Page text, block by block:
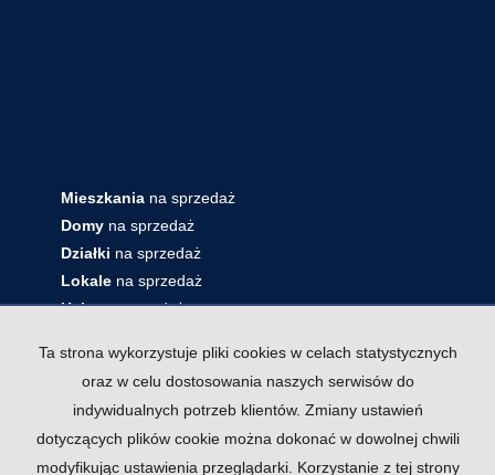
Mieszkania na sprzedaż
Domy na sprzedaż
Działki na sprzedaż
Lokale na sprzedaż
Halena sprzedaż
Ta strona wykorzystuje pliki cookies w celach statystycznych
oraz w celu dostosowania naszych serwisów do
indywidualnych potrzeb klientów. Zmiany ustawień
dotyczących plików cookie można dokonać w dowolnej chwili
modyfikując ustawienia przeglądarki. Korzystanie z tej strony